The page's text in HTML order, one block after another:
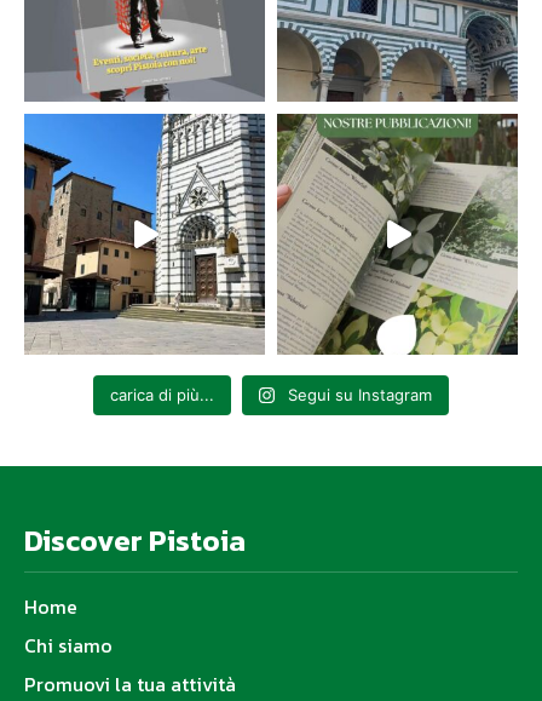
carica di più... Segui su Instagram
Discover Pistoia
Home
Chi siamo
Promuovi la tua attività